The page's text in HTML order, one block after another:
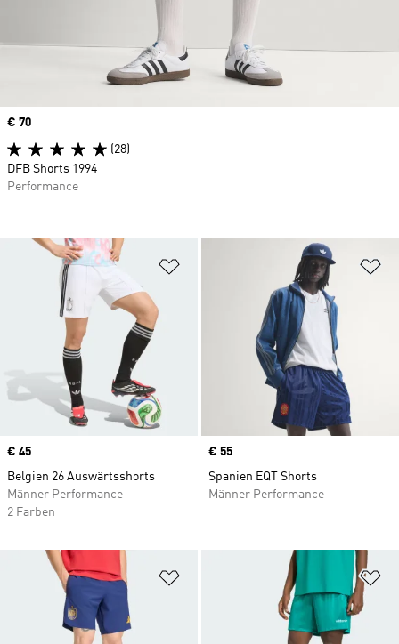
Zur Wunschliste hinzufügen
Price
€ 45
Belgien 26 Auswärtsshorts
Männer Performance
2 Farben
Price
€ 55
Spanien EQT Shorts
Männer Performance
Zur Wunschliste hinzufügen
Price
€ 70
(28)
DFB Shorts 1994
Performance